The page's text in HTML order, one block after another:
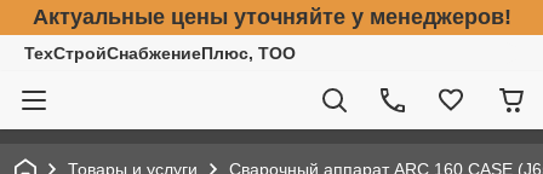
Актуальные цены уточняйте у менеджеров!
ТехСтройСнабжениеПлюс, ТОО
Товары и услуги Сварочный аппарат ARC 160 CASE